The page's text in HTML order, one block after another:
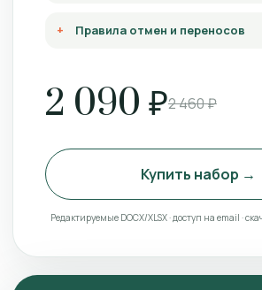
Правила отмен и переносов
2 090 ₽2 460 ₽
Купить набор →
Редактируемые DOCX/XLSX · доступ на email ·